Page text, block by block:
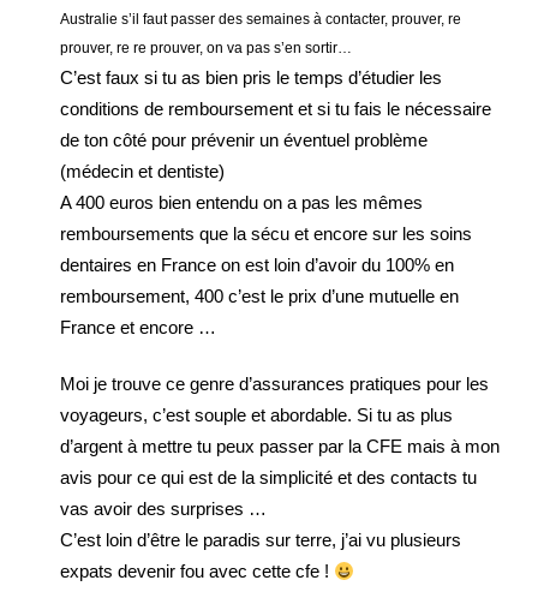
Australie s’il faut passer des semaines à contacter, prouver, re
prouver, re re prouver, on va pas s’en sortir…
C’est faux si tu as bien pris le temps d’étudier les
conditions de remboursement et si tu fais le nécessaire
de ton côté pour prévenir un éventuel problème
(médecin et dentiste)
A 400 euros bien entendu on a pas les mêmes
remboursements que la sécu et encore sur les soins
dentaires en France on est loin d’avoir du 100% en
remboursement, 400 c’est le prix d’une mutuelle en
France et encore …
Moi je trouve ce genre d’assurances pratiques pour les
voyageurs, c’est souple et abordable. Si tu as plus
d’argent à mettre tu peux passer par la CFE mais à mon
avis pour ce qui est de la simplicité et des contacts tu
vas avoir des surprises …
C’est loin d’être le paradis sur terre, j’ai vu plusieurs
expats devenir fou avec cette cfe !